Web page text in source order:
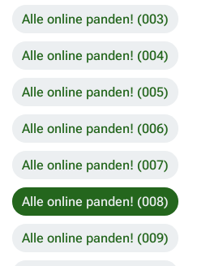
Alle online panden! (003)
Alle online panden! (004)
Alle online panden! (005)
Alle online panden! (006)
Alle online panden! (007)
Alle online panden! (008)
Alle online panden! (009)